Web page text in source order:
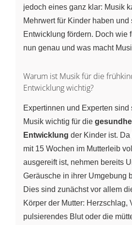
jedoch eines ganz klar: Musik
Mehrwert für Kinder haben und
Entwicklung fördern. Doch wie
nun genau und was macht
Warum ist Musik für die
Entwicklung wichtig?
Expertinnen und Experten sind
Musik wichtig für die
Entwicklung der Kinder ist.
mit 15 Wochen im Mutterleib
ausgereift ist, nehmen bereits
Geräusche in ihrer Umgebung
Dies sind zunächst vor allem
Körper der Mutter: Herzschlag,
pulsierendes Blut oder die